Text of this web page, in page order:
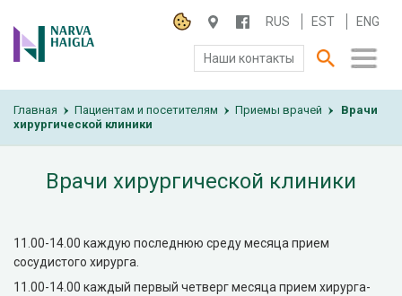
RUS EST ENG
Наши контакты
О БОЛЬНИЦЕ
РАБОТА И ПРАКТИКА
Главная Пациентам и посетителям Приемы врачей
Врачи
хирургической клиники
Врачи хирургической клиники
11.00-14.00 каждую последнюю среду месяца прием
сосудистого хирурга.
11.00-14.00 каждый первый четверг месяца прием хирурга-